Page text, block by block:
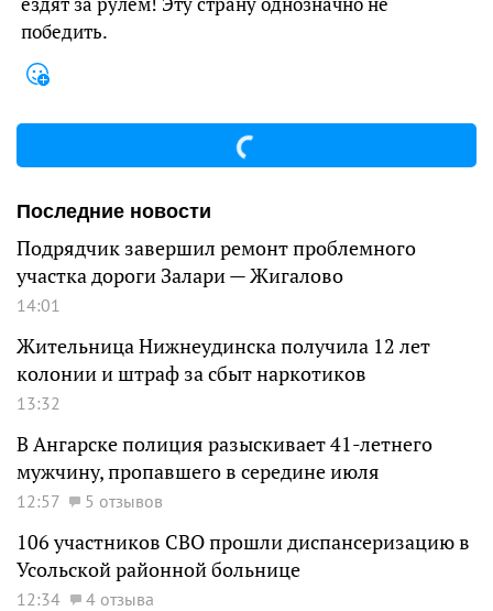
победить.
Последние новости
Подрядчик завершил ремонт проблемного
участка дороги Залари — Жигалово
14:01
Жительница Нижнеудинска получила 12 лет
колонии и штраф за сбыт наркотиков
13:32
В Ангарске полиция разыскивает 41-летнего
мужчину, пропавшего в середине июля
12:57 5 отзывов
106 участников СВО прошли диспансеризацию в
Усольской районной больнице
12:34
4 отзыва